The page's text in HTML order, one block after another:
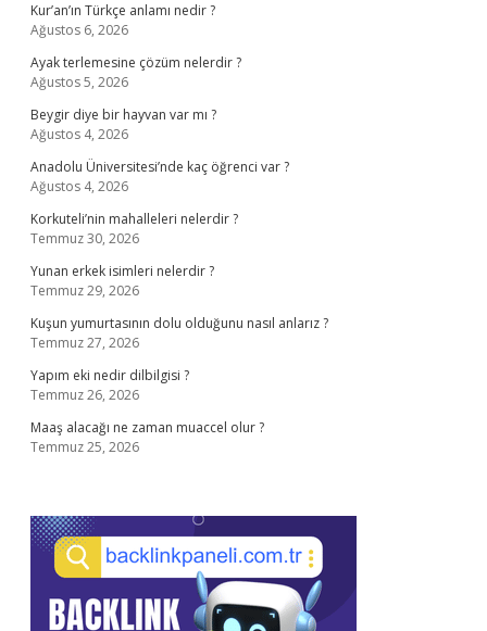
Kur’an’ın Türkçe anlamı nedir ?
Ağustos 6, 2026
Ayak terlemesine çözüm nelerdir ?
Ağustos 5, 2026
Beygir diye bir hayvan var mı ?
Ağustos 4, 2026
Anadolu Üniversitesi’nde kaç öğrenci var ?
Ağustos 4, 2026
Korkuteli’nin mahalleleri nelerdir ?
Temmuz 30, 2026
Yunan erkek isimleri nelerdir ?
Temmuz 29, 2026
Kuşun yumurtasının dolu olduğunu nasıl anlarız ?
Temmuz 27, 2026
Yapım eki nedir dilbilgisi ?
Temmuz 26, 2026
Maaş alacağı ne zaman muaccel olur ?
Temmuz 25, 2026